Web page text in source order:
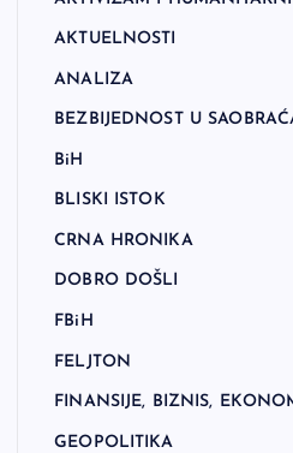
AKTUELNOSTI
ANALIZA
BEZBIJEDNOST U
BiH
BLISKI ISTOK
CRNA HRONIKA
DOBRO DOŠLI
FBiH
FELJTON
FINANSIJE, BIZNIS,
GEOPOLITIKA